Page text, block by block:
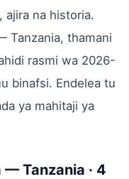
ajira na historia.
Tanzania, thamani
rasmi wa 2026-
binafsi. Endelea tu
ya mahitaji ya
Tanzania · 4